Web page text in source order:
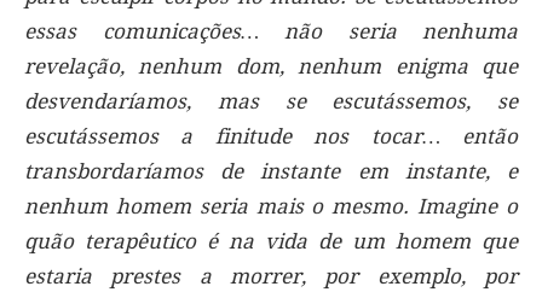
essas comunicações… não seria nenhuma
revelação, nenhum dom, nenhum enigma que
desvendaríamos, mas se escutássemos, se
escutássemos a finitude nos tocar… então
transbordaríamos de instante em instante, e
nenhum homem seria mais o mesmo. Imagine o
quão terapêutico é na vida de um homem que
estaria prestes a morrer, por exemplo, por